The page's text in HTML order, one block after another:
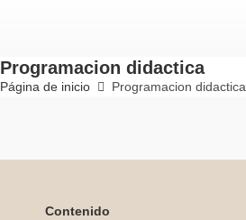
Programacion didactica
Página de inicio Programacion didactica
Contenido